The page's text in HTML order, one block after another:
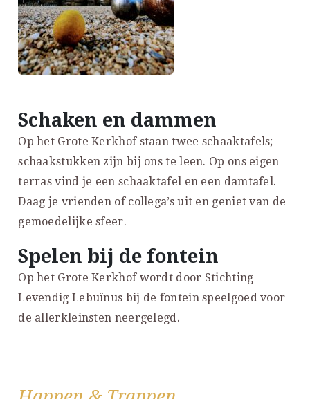
Schaken en dammen
Op het Grote Kerkhof staan twee schaaktafels;
schaakstukken zijn bij ons te leen. Op ons eigen
terras vind je een schaaktafel en een damtafel.
Daag je vrienden of collega’s uit en geniet van de
gemoedelijke sfeer.
Spelen bij de fontein
Op het Grote Kerkhof wordt door Stichting
Levendig Lebuïnus bij de fontein speelgoed voor
de allerkleinsten neergelegd.